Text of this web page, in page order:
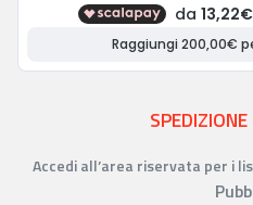
Accedi all’area riservata per i